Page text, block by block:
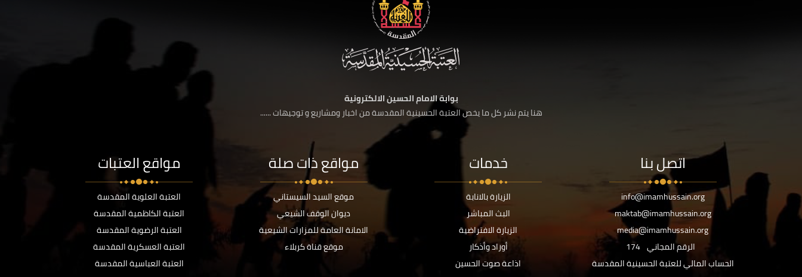
بوابة الامام الحسين الالكترونية
هنا يتم نشر كل ما يخص العتبة الحسينية المقدسة من اخبار ومشاريع و توجيهات ......
اتصل بنا
info@imamhussain.org
maktab@imamhussain.org
media@imamhussain.org
الرقم المجاني 174
الحساب المالي للعتبة الحسينية المقدسة
خدمات
الزيارة بالانابة
البث المباشر
الزيارة الافتراضية
أوراد وأذكار
اذاعة صوت الحسين
مواقع ذات صلة
موقع السيد السيستاني
ديوان الوقف الشيعي
الامانة العامة للمزارات الشيعية
موقع قناة كربلاء
مواقع العتبات
العتبة العلوية المقدسة
العتبة الكاظمية المقدسة
العتبة الرضوية المقدسة
العتبة العسكرية المقدسة
العتبة العباسية المقدسة